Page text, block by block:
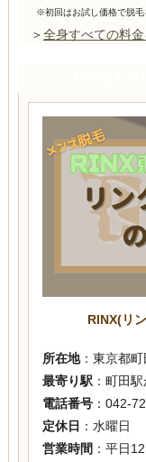
※初回はお試し価格で脱毛
＞全身すべての料
RINX(リ
所在地：東京都
最寄り駅 ：町田
電話番号：042-
定休日 ：水曜日
営業時間：平日